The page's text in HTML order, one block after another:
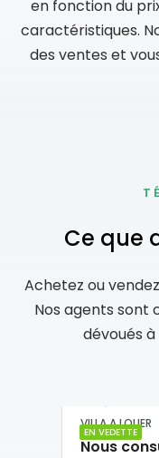
en fonction du
caractéristiques.
des ventes et
Ce que
Achetez ou
Nos agents sont
dévoués
EN VEDETTE
VILLA A LOUER
Nous